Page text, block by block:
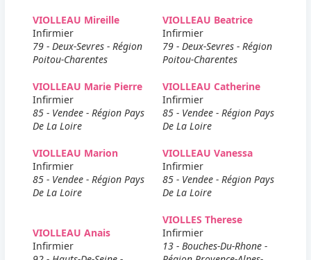
VIOLLEAU Mireille
Infirmier
79 - Deux-Sevres - Région
Poitou-Charentes
VIOLLEAU Beatrice
Infirmier
79 - Deux-Sevres - Région
Poitou-Charentes
VIOLLEAU Marie Pierre
Infirmier
85 - Vendee - Région Pays
De La Loire
VIOLLEAU Catherine
Infirmier
85 - Vendee - Région Pays
De La Loire
VIOLLEAU Marion
Infirmier
85 - Vendee - Région Pays
De La Loire
VIOLLEAU Vanessa
Infirmier
85 - Vendee - Région Pays
De La Loire
VIOLLEAU Anais
Infirmier
VIOLLES Therese
Infirmier
13 - Bouches-Du-Rhone -